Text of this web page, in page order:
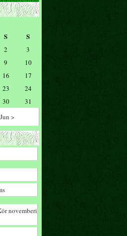
S S
2
3
9
10
16
17
23
24
30
31
Jun >
novemberi